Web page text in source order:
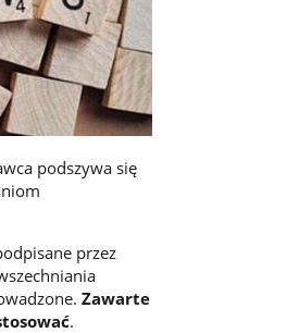
podszywa się
przez
Zawarte
.